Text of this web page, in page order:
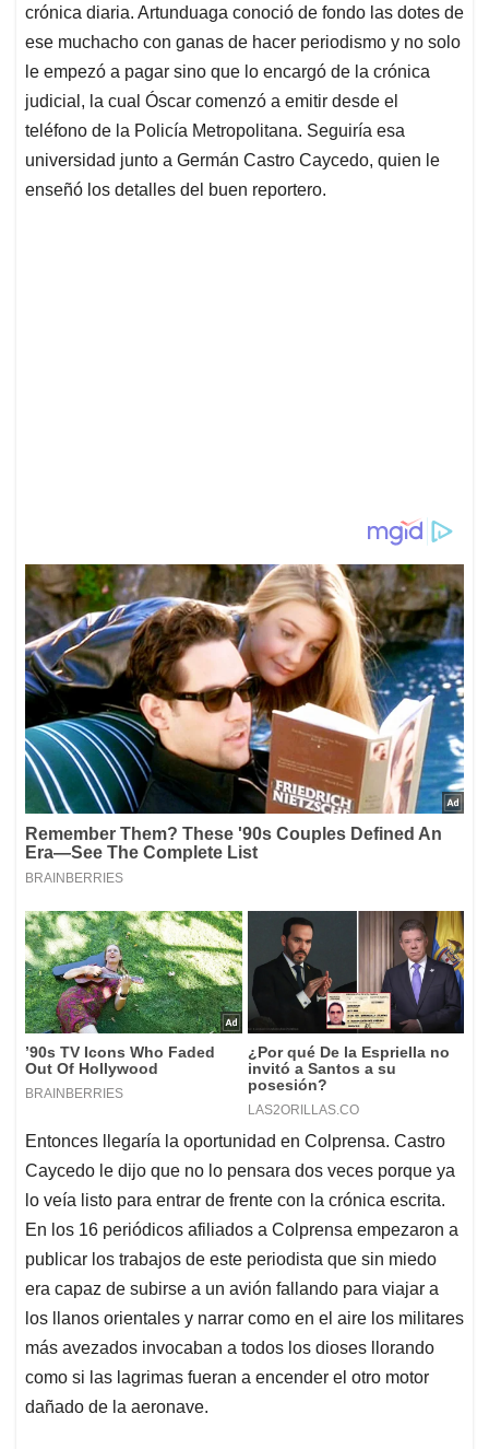
crónica diaria. Artunduaga conoció de fondo las dotes de
ese muchacho con ganas de hacer periodismo y no solo
le empezó a pagar sino que lo encargó de la crónica
judicial, la cual Óscar comenzó a emitir desde el
teléfono de la Policía Metropolitana. Seguiría esa
universidad junto a Germán Castro Caycedo, quien le
enseñó los detalles del buen reportero.
Entonces llegaría la oportunidad en Colprensa. Castro
Caycedo le dijo que no lo pensara dos veces porque ya
lo veía listo para entrar de frente con la crónica escrita.
En los 16 periódicos afiliados a Colprensa empezaron a
publicar los trabajos de este periodista que sin miedo
era capaz de subirse a un avión fallando para viajar a
los llanos orientales y narrar como en el aire los militares
más avezados invocaban a todos los dioses llorando
como si las lagrimas fueran a encender el otro motor
dañado de la aeronave.